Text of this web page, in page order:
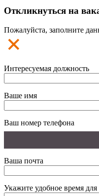
Откликнуться на
Пожалуйста, заполните
Интересуемая должность
Ваше имя
Ваш номер телефона
Ваша почта
Укажите удобное время для